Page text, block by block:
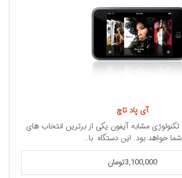
آی پاد تاچ
تکنولوژی مشابه آیفون یکی از برترین انتخاب های
شما خواهد بود. این دستگاه با..
3,100,000تومان